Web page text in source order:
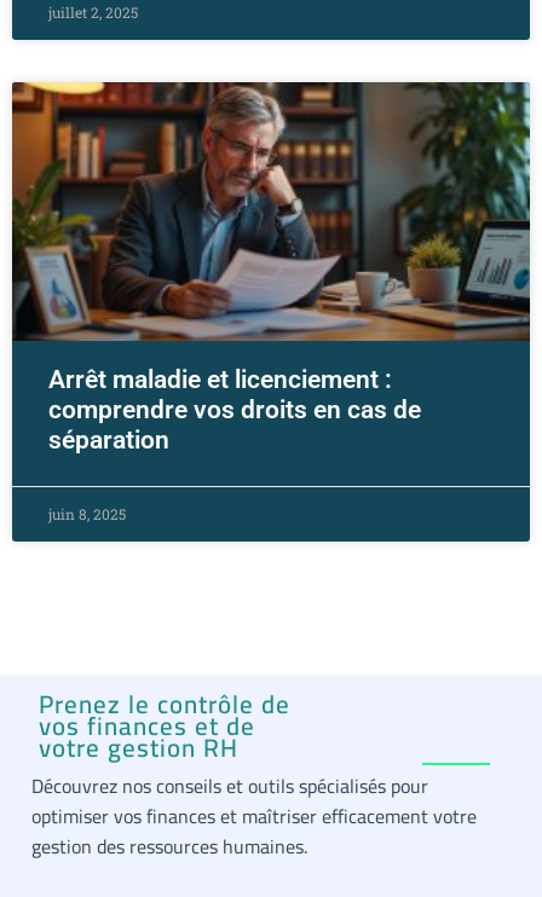
juillet 2, 2025
Arrêt maladie et licenciement :
comprendre vos droits en cas de
séparation
juin 8, 2025
Prenez le contrôle de
vos finances et de
votre gestion RH
Découvrez nos conseils et outils spécialisés pour
optimiser vos finances et maîtriser efficacement votre
gestion des ressources humaines.